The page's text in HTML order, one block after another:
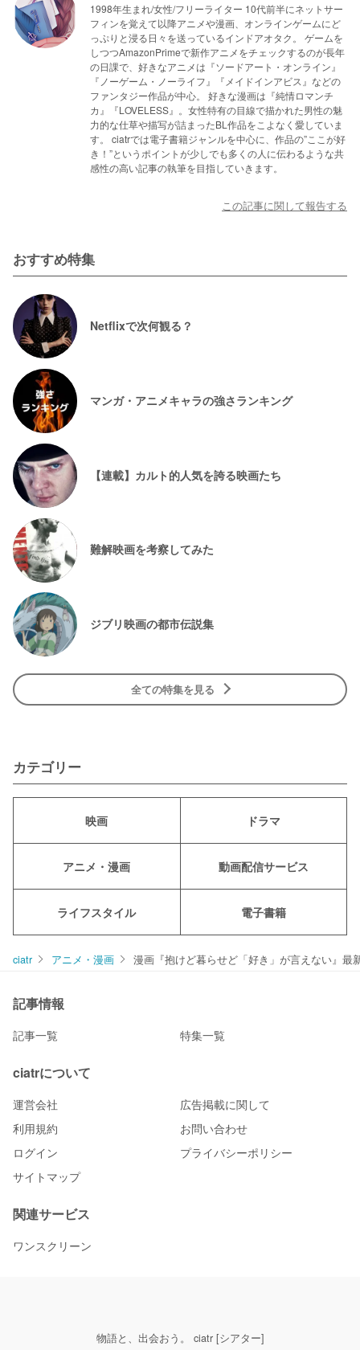
1998年生まれ/女性/フリーライター 10代前半にネットサー
フィンを覚えて以降アニメや漫画、オンラインゲームにど
っぷりと浸る日々を送っているインドアオタク。 ゲームを
しつつAmazonPrimeで新作アニメをチェックするのが長年
の日課で、好きなアニメは『ソードアート・オンライン』
『ノーゲーム・ノーライフ』『メイドインアビス』などの
ファンタジー作品が中心。 好きな漫画は『純情ロマンチ
カ』『LOVELESS』。女性特有の目線で描かれた男性の魅
力的な仕草や描写が詰まったBL作品をこよなく愛していま
す。 ciatrでは電子書籍ジャンルを中心に、作品の”ここが好
き！”というポイントが少しでも多くの人に伝わるような共
感性の高い記事の執筆を目指していきます。
この記事に関して報告する
おすすめ特集
Netflixで次何観る？
マンガ・アニメキャラの強さランキング
【連載】カルト的人気を誇る映画たち
難解映画を考察してみた
ジブリ映画の都市伝説集
全ての特集を見る
カテゴリー
映画 ドラマ
アニメ・漫画 動画配信サービス
ライフスタイル 電子書籍
ciatr アニメ・漫画 漫画『抱けど暮らせど「好き」が言えない』
記事情報
記事一覧 特集一覧
ciatrについて
運営会社
広告掲載に関して
利用規約
お問い合わせ
ログイン
プライバシーポリシー
サイトマップ
関連サービス
ワンスクリーン
物語と、出会おう。 ciatr [シアター]